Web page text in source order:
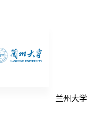
兰州大学